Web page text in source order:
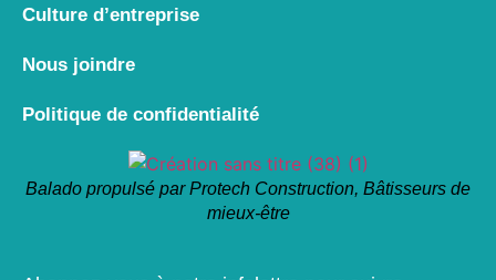
Culture d’entreprise
Nous joindre
Politique de confidentialité
Balado propulsé par Protech Construction, Bâtisseurs de
mieux-être